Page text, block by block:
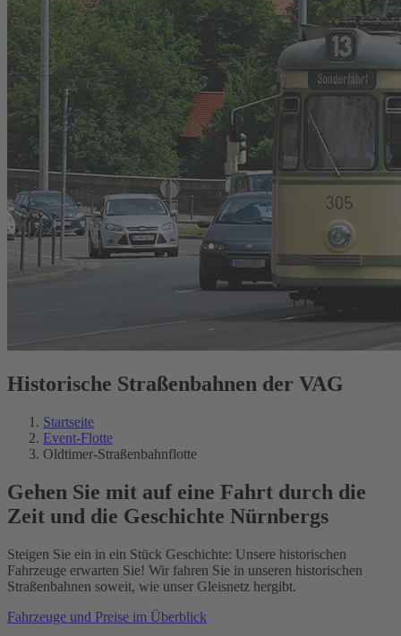
Historische Straßenbahnen der VAG
Startseite
Event-Flotte
Oldtimer-Straßenbahnflotte
Gehen Sie mit auf eine Fahrt durch die
Zeit und die Geschichte Nürnbergs
Steigen Sie ein in ein Stück Geschichte: Unsere historischen
Fahrzeuge erwarten Sie! Wir fahren Sie in unseren historischen
Straßenbahnen soweit, wie unser Gleisnetz hergibt.
Fahrzeuge und Preise im Überblick